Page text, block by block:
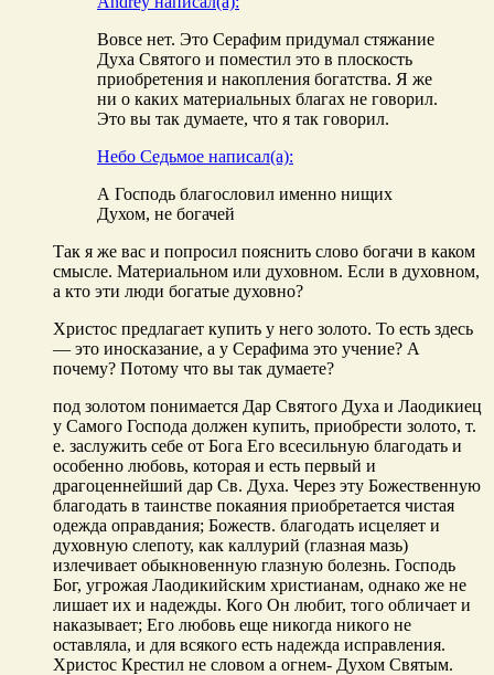
Вовсе нет. Это Серафим придумал стяжание
Духа Святого и поместил это в плоскость
приобретения и накопления богатства. Я же
ни о каких материальных благах не говорил.
Это вы так думаете, что я так говорил.
Небо Седьмое написал(а):
А Господь благословил именно нищих
Духом, не богачей
Так я же вас и попросил пояснить слово богачи в каком
смысле. Материальном или духовном. Если в духовном,
а кто эти люди богатые духовно?
Христос предлагает купить у него золото. То есть здесь
— это иносказание, а у Серафима это учение? А
почему? Потому что вы так думаете?
под золотом понимается Дар Святого Духа и Лаодикиец
у Самого Господа должен купить, приобрести золото, т.
е. заслужить себе от Бога Его всесильную благодать и
особенно любовь, которая и есть первый и
драгоценнейший дар Св. Духа. Через эту Божественную
благодать в таинстве покаяния приобретается чистая
одежда оправдания; Божеств. благодать исцеляет и
духовную слепоту, как каллурий (глазная мазь)
излечивает обыкновенную глазную болезнь. Господь
Бог, угрожая Лаодикийским христианам, однако же не
лишает их и надежды. Кого Он любит, того обличает и
наказывает; Его любовь еще никогда никого не
оставляла, и для всякого есть надежда исправления.
Христос Крестил не словом а огнем- Духом Святым.